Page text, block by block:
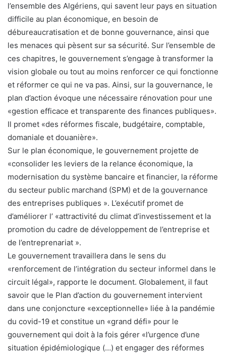
l’ensemble des Algériens, qui savent leur pays en situation
difficile au plan économique, en besoin de
débureaucratisation et de bonne gouvernance, ainsi que
les menaces qui pèsent sur sa sécurité. Sur l’ensemble de
ces chapitres, le gouvernement s’engage à transformer la
vision globale ou tout au moins renforcer ce qui fonctionne
et réformer ce qui ne va pas. Ainsi, sur la gouvernance, le
plan d’action évoque une nécessaire rénovation pour une
«gestion efficace et transparente des finances publiques».
Il promet «des réformes fiscale, budgétaire, comptable,
domaniale et douanière».
Sur le plan économique, le gouvernement projette de
«consolider les leviers de la relance économique, la
modernisation du système bancaire et financier, la réforme
du secteur public marchand (SPM) et de la gouvernance
des entreprises publiques ». L’exécutif promet de
d’améliorer l’ «attractivité du climat d’investissement et la
promotion du cadre de développement de l’entreprise et
de l’entreprenariat ».
Le gouvernement travaillera dans le sens du
«renforcement de l’intégration du secteur informel dans le
circuit légal», rapporte le document. Globalement, il faut
savoir que le Plan d’action du gouvernement intervient
dans une conjoncture «exceptionnelle» liée à la pandémie
du covid-19 et constitue un «grand défi» pour le
gouvernement qui doit à la fois gérer «l’urgence d’une
situation épidémiologique (…) et engager des réformes